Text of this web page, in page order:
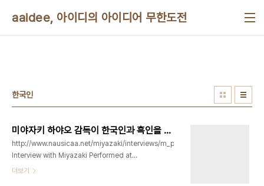
aaidee, 아이디의 아이디어 무한도전
한국인
미야자키 하야오 감독이 한국인과 흑인을 싫어한다고?
http://www.nausicaa.net/miyazaki/interviews/m_pa_interview.html
Interview with Miyazaki Performed at
Studio Ghibli; June 6th, 1992 One might
더보기